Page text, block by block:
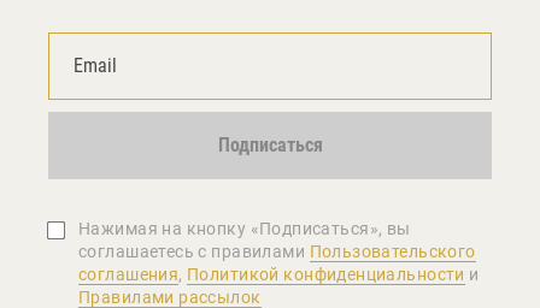
Подписаться
Нажимая на кнопку «Подписаться», вы
соглашаетеcь с правилами Пользовательского
соглашения, Политикой конфиденциальности и
Правилами рассылок